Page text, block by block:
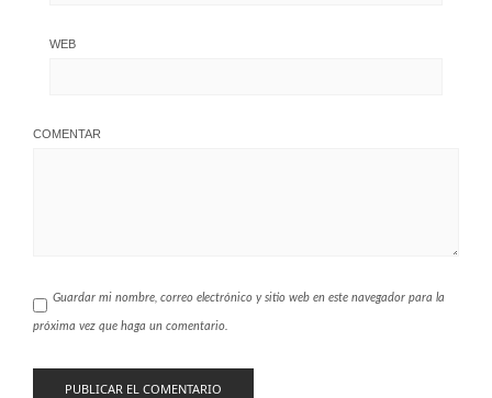
WEB
COMENTAR
Guardar mi nombre, correo electrónico y sitio web en este navegador para la
próxima vez que haga un comentario.